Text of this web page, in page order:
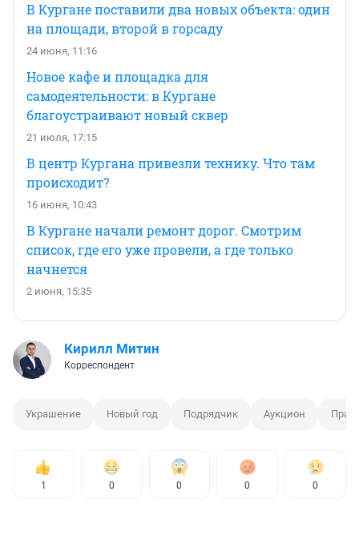
В Кургане поставили два новых объекта: один
на площади, второй в горсаду
24 июня, 11:16
Новое кафе и площадка для
самодеятельности: в Кургане
благоустраивают новый сквер
21 июля, 17:15
В центр Кургана привезли технику. Что там
происходит?
16 июня, 10:43
В Кургане начали ремонт дорог. Смотрим
список, где его уже провели, а где только
начнется
2 июня, 15:35
Кирилл Митин
Корреспондент
Украшение Новый год Подрядчик Аукцион
1 0 0 0 0